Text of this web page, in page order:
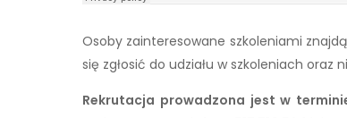
Osoby zainteresowane szkoleniami
się zgłosić do udziału w szkoleniach oraz
Rekrutacja prowadzona jest w